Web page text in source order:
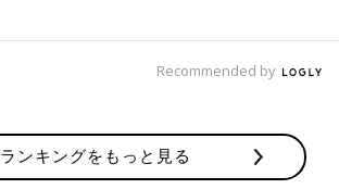
Recommended by
ランキングをもっと見る